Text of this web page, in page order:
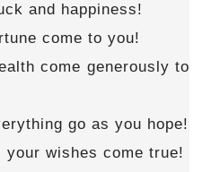
and happiness!
come to you!
come generously to
go as you hope!
your wishes come true!